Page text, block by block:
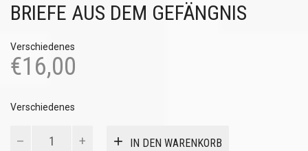
BRIEFE AUS DEM GEFÄNGNIS
Verschiedenes
€16,00
Verschiedenes
IN DEN WARENKORB